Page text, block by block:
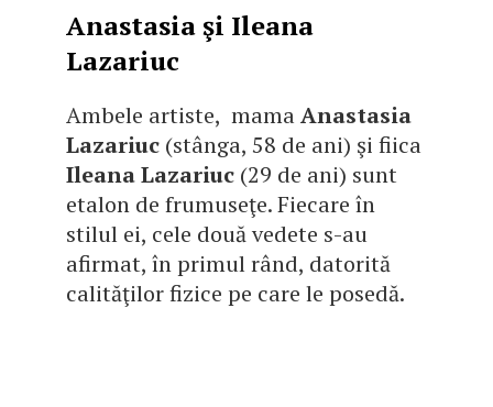
Anastasia şi Ileana
Lazariuc
Ambele artiste, mamaAnastasia
Lazariuc (stânga, 58 de ani) şi fiica
Ileana Lazariuc (29 de ani) sunt
etalon de frumuseţe. Fiecare în
stilul ei, cele două vedete s-au
afirmat, în primul rând, datorită
calităţilor fizice pe care le posedă.